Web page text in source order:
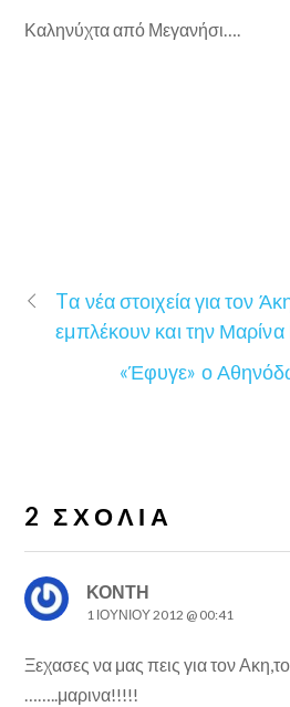
Καληνύχτα από Μεγανήσι….
Tα νέα στοιχεία για τον
εμπλέκουν και την
«Έφυγε» ο
2 ΣΧΌΛΙΑ
ΚΟΝΤΉ
1 ΙΟΥΝΊΟΥ 2012 @ 00:41
Ξεχασες να μας πεις για τον
……..μαρινα!!!!!